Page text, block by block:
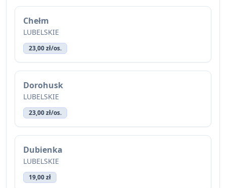
Chełm
LUBELSKIE
23,00 zł/os.
Dorohusk
LUBELSKIE
23,00 zł/os.
Dubienka
LUBELSKIE
19,00 zł